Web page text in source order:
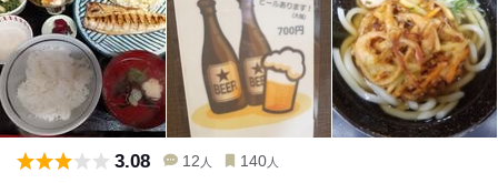
3.08 12 人 140 人